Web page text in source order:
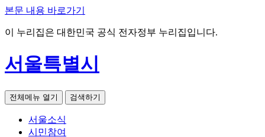
본문 내용 바로가기
이 누리집은 대한민국 공식 전자정부 누리집입니다.
서울특별시
전체메뉴 열기 검색하기
서울소식
시민참여